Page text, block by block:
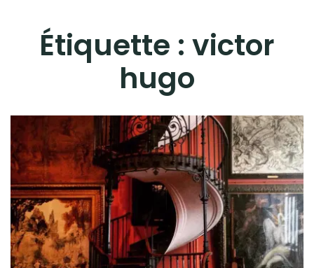
Étiquette : victor
hugo
VOYAGES À L’ÉTRANGER